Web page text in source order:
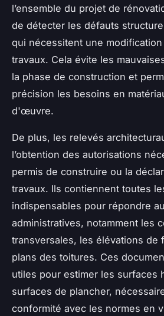
l’ensemble du projet de
de détecter les défauts
qui nécessitent une
travaux. Cela évite les
la phase de construction et
précision les besoins en
d'œuvre.
De plus, les relevés
l’obtention des autorisations
permis de construire ou la
travaux. Ils contiennent toutes
indispensables pour répondre
administratives, notamment les
transversales, les élévations de
plans des toitures. Ces
utiles pour estimer les surfaces
surfaces de plancher,
conformité avec les normes en